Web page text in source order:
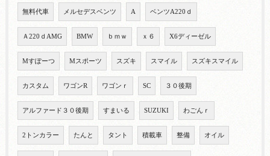
無料代車 メルセデスベンツ A ベンツA220ｄ
Ａ220ｄAMG BMW ｂｍｗ ｘ６ X6ディーゼル
Mすぽーつ Mスポーツ スズキ スマイル スズキスマイル
カスタム ワゴンR ワゴンｒ SC ３０後期
アルファード３０後期 すまいる SUZUKI わごんｒ
2トンカラー たんと タント 積載車 整備 オイル